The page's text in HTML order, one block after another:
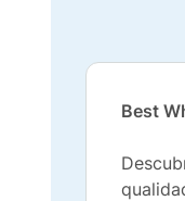
Best